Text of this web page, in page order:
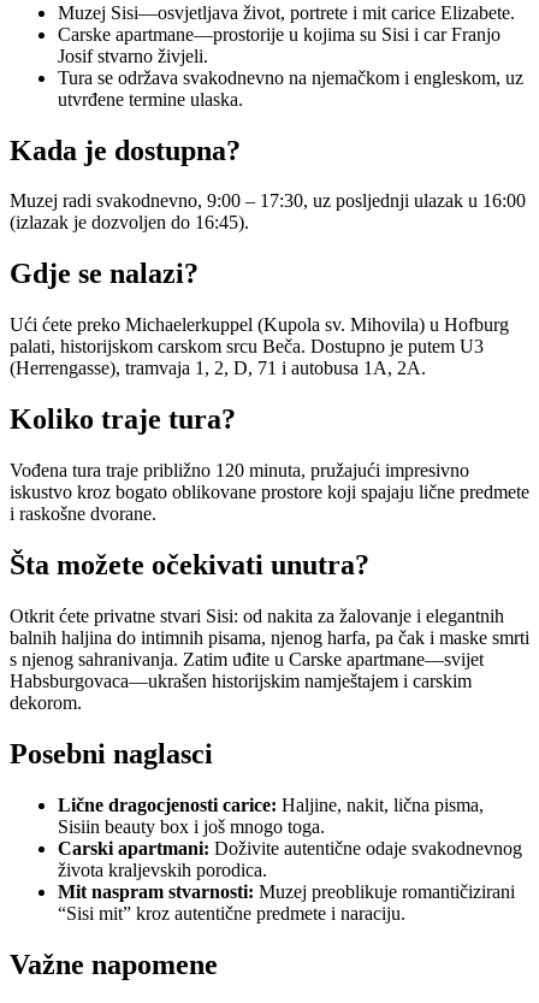
Muzej Sisi—osvjetljava život, portrete i mit carice Elizabete.
Carske apartmane—prostorije u kojima su Sisi i car Franjo
Josif stvarno živjeli.
Tura se održava svakodnevno na njemačkom i engleskom, uz
utvrđene termine ulaska.
Kada je dostupna?
Muzej radi svakodnevno, 9:00 – 17:30, uz posljednji ulazak u 16:00
(izlazak je dozvoljen do 16:45).
Gdje se nalazi?
Ući ćete preko Michaelerkuppel (Kupola sv. Mihovila) u Hofburg
palati, historijskom carskom srcu Beča. Dostupno je putem U3
(Herrengasse), tramvaja 1, 2, D, 71 i autobusa 1A, 2A.
Koliko traje tura?
Vođena tura traje približno 120 minuta, pružajući impresivno
iskustvo kroz bogato oblikovane prostore koji spajaju lične predmete
i raskošne dvorane.
Šta možete očekivati unutra?
Otkrit ćete privatne stvari Sisi: od nakita za žalovanje i elegantnih
balnih haljina do intimnih pisama, njenog harfa, pa čak i maske smrti
s njenog sahranivanja. Zatim uđite u Carske apartmane—svijet
Habsburgovaca—ukrašen historijskim namještajem i carskim
dekorom.
Posebni naglasci
Lične dragocjenosti carice: Haljine, nakit, lična pisma,
Sisiin beauty box i još mnogo toga.
Carski apartmani: Doživite autentične odaje svakodnevnog
života kraljevskih porodica.
Mit naspram stvarnosti: Muzej preoblikuje romantičizirani
“Sisi mit” kroz autentične predmete i naraciju.
Važne napomene